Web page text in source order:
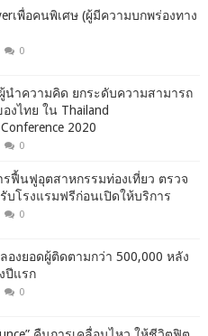
เพื่อคนพิเศษ (ผู้มีความบกพร่องทาง
0
นำความคิด ยกระดับความสามารถ
ไทย ใน Thailand
2020
0
ฟื้นฟูอุตสาหกรรมท่องเที่ยว ตรวจ
บโรงแรมฟรีก่อนเปิดให้บริการ
0
องยอดผู้ติดตามกว่า 500,000 หลัง
ปีแรก
0